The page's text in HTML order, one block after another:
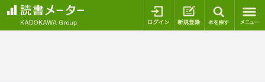
ログイン 新規登録